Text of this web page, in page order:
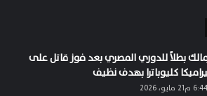
بطلاً للدوري المصري بعد فوز قاتل على
كليوباترا بهدف نظيف
6:44 م21 مايو، 2026